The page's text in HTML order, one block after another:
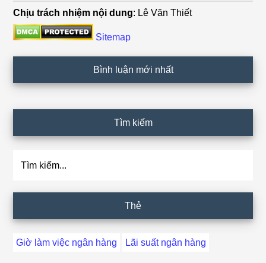
Chịu trách nhiệm nội dung: Lê Văn Thiết
Sitemap
Bình luận mới nhất
Tìm kiếm
Thẻ
Giờ làm việc ngân hàng Lãi suất ngân hàng